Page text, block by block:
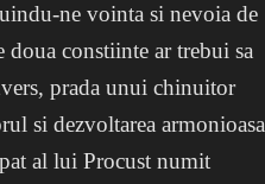
ne vointa si nevoia de
doua constiinte ar trebui sa
prada unui chinuitor
si dezvoltarea armonioasa
al lui Procust numit